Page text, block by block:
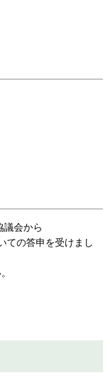
議会から
ての答申を受けまし